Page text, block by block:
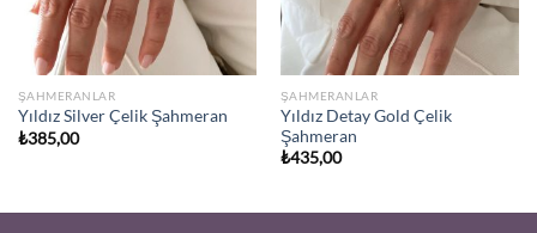
ŞAHMERANLAR
Yıldız Silver Çelik Şahmeran
₺385,00
ŞAHMERANLAR
Yıldız Detay Gold Çelik
Şahmeran
₺435,00